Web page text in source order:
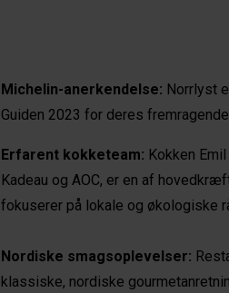
Michelin-anerkendelse: Norrlyst
Guiden 2023 for deres
Erfarent kokketeam: Kokken
Kadeau og AOC, er en af
fokuserer på lokale og økologiske
Nordiske smagsoplevelser:
klassiske, nordiske